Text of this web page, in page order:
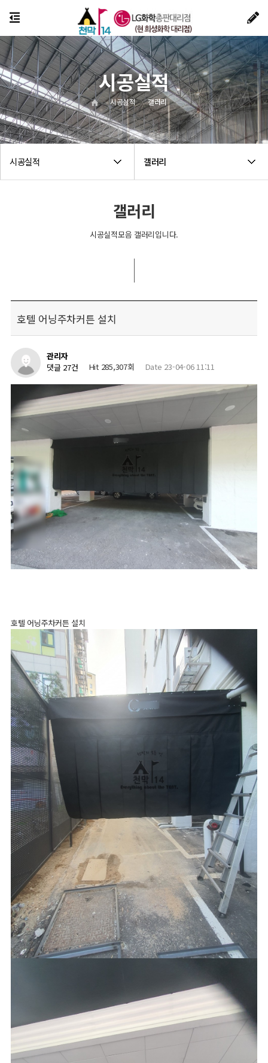
시공실적 갤러리
시공실적 갤러리
시공실적
갤러리
시공실적모음 갤러리입니다.
호텔 어닝주차커튼 설치
관리자
댓글 27건
Hit 285,307회 Date 23-04-06 11:11
호텔 어닝주차커튼 설치